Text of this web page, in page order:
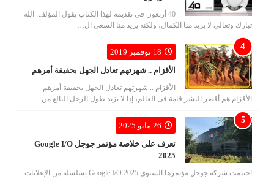
40 أربعون فى تقديمه لهذا الكتاب يقول المؤلف: الله
تبارك وتعالى لا يريد منا الكمال، ولكنه يريد منا السعي ال…
18 نوفمبر 2019
الأقزام .. شهرتهم تعادل الجهل بحقيقة أمرهم
الأقزام .. شهرتهم تعادل الجهل بحقيقة أمرهم
الأقزام هم أقصر البشر قامة فى العالم، إذا لا يزيد طول الرجل البالغ من…
26 مايو 2025
تعرف على خلاصة مؤتمر جوجل Google I/O
2025
اختتمت شركة جوجل مؤتمرها السنوي Google I/O 2025 بسلسلة من الإعلانات